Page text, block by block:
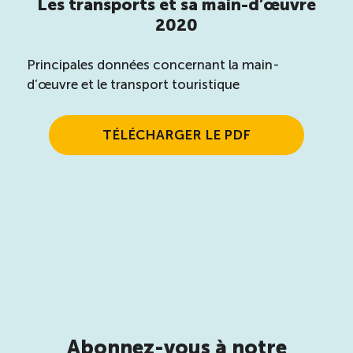
Compétences et formations
Nouvelles formations
Les transports et sa main-d’œuvre
2020
Principales données concernant la main-
d’œuvre et le transport touristique
TÉLÉCHARGER LE PDF
Abonnez-vous à notre